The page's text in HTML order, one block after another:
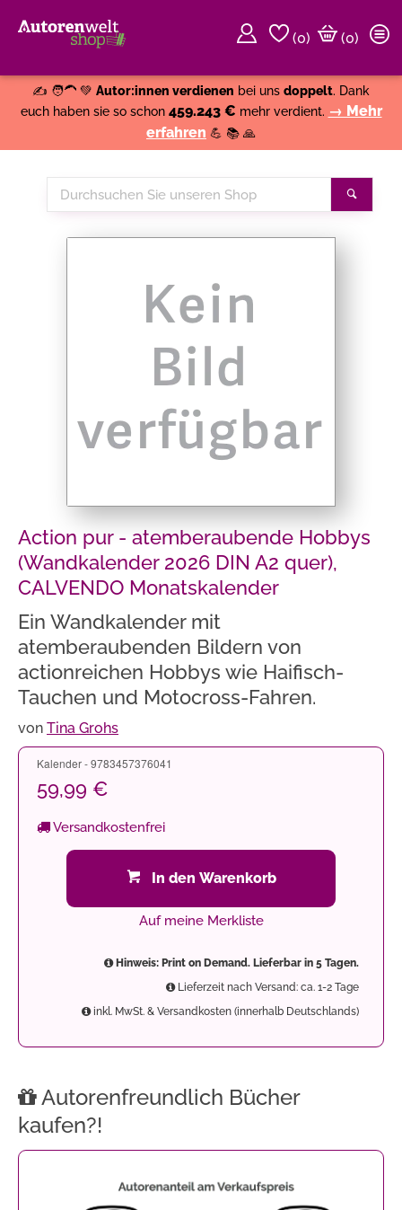
(0)
(0)
✍️ 🧑‍🦱 💚 Autor:innen verdienen bei uns doppelt. Dank
euch haben sie so schon 459.243 € mehr verdient. → Mehr
erfahren 💪 📚 🙏
Durchsuchen
Sie
Action pur - atemberaubende Hobbys
(Wandkalender 2026 DIN A2 quer),
CALVENDO Monatskalender
Ein Wandkalender mit
atemberaubenden Bildern von
actionreichen Hobbys wie Haifisch-
Tauchen und Motocross-Fahren.
von Tina Grohs
Kalender - 9783457376041
59,99 €
Versandkostenfrei
In den Warenkorb
Auf meine Merkliste
Hinweis: Print on Demand. Lieferbar in 5 Tagen.
Lieferzeit nach Versand: ca. 1-2 Tage
inkl. MwSt. & Versandkosten (innerhalb Deutschlands)
Autorenfreundlich Bücher
kaufen?!